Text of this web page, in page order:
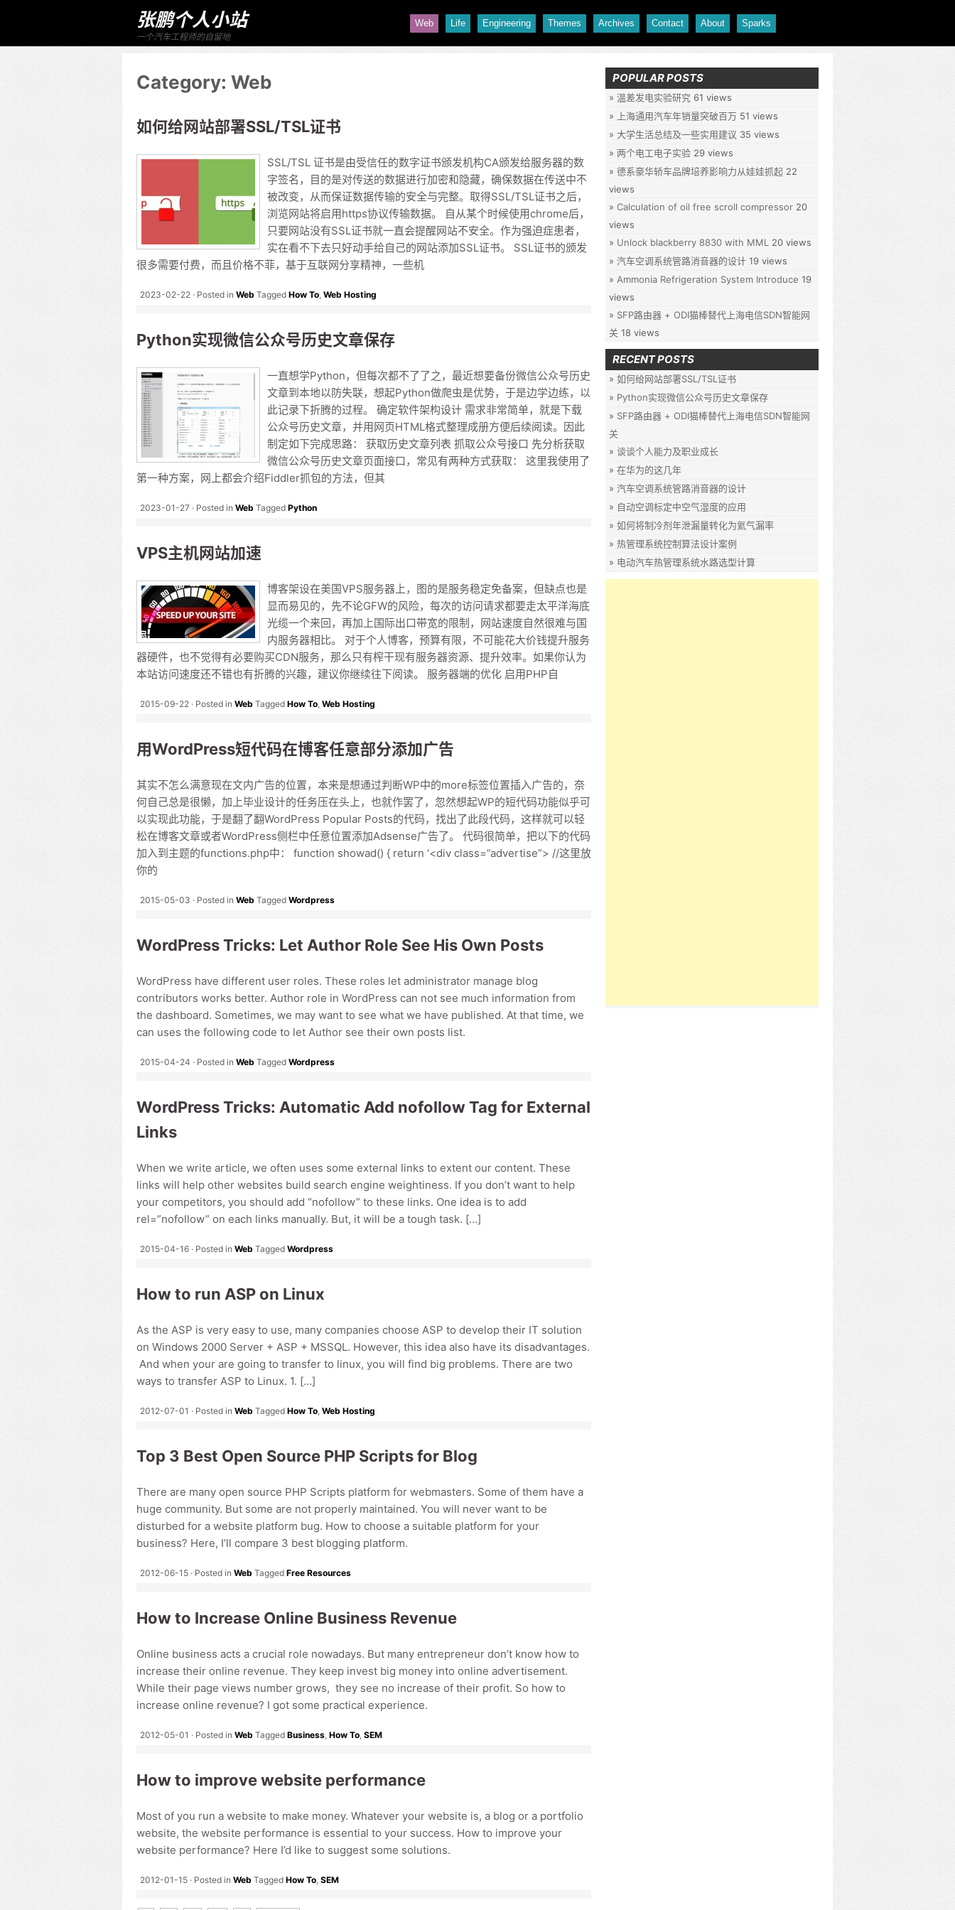
张鹏个人小站
一个汽车工程师的自留地
Web Life Engineering Themes Archives Contact About Sparks
Category: Web
如何给网站部署SSL/TSL证书
SSL/TSL 证书是由受信任的数字证书颁发机构CA颁发给服务器的数
字签名，目的是对传送的数据进行加密和隐藏，确保数据在传送中不
被改变，从而保证数据传输的安全与完整。取得SSL/TSL证书之后，
浏览网站将启用https协议传输数据。 自从某个时候使用chrome后，
只要网站没有SSL证书就一直会提醒网站不安全。作为强迫症患者，
实在看不下去只好动手给自己的网站添加SSL证书。 SSL证书的颁发
很多需要付费，而且价格不菲，基于互联网分享精神，一些机
2023-02-22 Posted in Web Tagged How To, Web Hosting
Python实现微信公众号历史文章保存
一直想学Python，但每次都不了了之，最近想要备份微信公众号历史
文章到本地以防失联，想起Python做爬虫是优势，于是边学边练，以
此记录下折腾的过程。 确定软件架构设计 需求非常简单，就是下载
公众号历史文章，并用网页HTML格式整理成册方便后续阅读。因此
制定如下完成思路： 获取历史文章列表 抓取公众号接口 先分析获取
微信公众号历史文章页面接口，常见有两种方式获取： 这里我使用了
第一种方案，网上都会介绍Fiddler抓包的方法，但其
2023-01-27 Posted in Web Tagged Python
VPS主机网站加速
博客架设在美国VPS服务器上，图的是服务稳定免备案，但缺点也是
显而易见的，先不论GFW的风险，每次的访问请求都要走太平洋海底
光缆一个来回，再加上国际出口带宽的限制，网站速度自然很难与国
内服务器相比。 对于个人博客，预算有限，不可能花大价钱提升服务
器硬件，也不觉得有必要购买CDN服务，那么只有榨干现有服务器资源、提升效率。如果你认为
本站访问速度还不错也有折腾的兴趣，建议你继续往下阅读。 服务器端的优化 启用PHP自
2015-09-22 Posted in Web Tagged How To, Web Hosting
用WordPress短代码在博客任意部分添加广告
其实不怎么满意现在文内广告的位置，本来是想通过判断WP中的more标签位置插入广告的，奈
何自己总是很懒，加上毕业设计的任务压在头上，也就作罢了，忽然想起WP的短代码功能似乎可
以实现此功能，于是翻了翻WordPress Popular Posts的代码，找出了此段代码，这样就可以轻
松在博客文章或者WordPress侧栏中任意位置添加Adsense广告了。 代码很简单，把以下的代码
加入到主题的functions.php中： function showad() { return ‘<div class=”advertise”> //这里放
你的
2015-05-03 Posted in Web Tagged Wordpress
WordPress Tricks: Let Author Role See His Own Posts
WordPress have different user roles. These roles let administrator manage blog
contributors works better. Author role in WordPress can not see much information from
the dashboard. Sometimes, we may want to see what we have published. At that time, we
can uses the following code to let Author see their own posts list.
2015-04-24 Posted in Web Tagged Wordpress
WordPress Tricks: Automatic Add nofollow Tag for External
Links
When we write article, we often uses some external links to extent our content. These
links will help other websites build search engine weightiness. If you don’t want to help
your competitors, you should add “nofollow” to these links. One idea is to add
rel=”nofollow” on each links manually. But, it will be a tough task. […]
2015-04-16 Posted in Web Tagged Wordpress
How to run ASP on Linux
As the ASP is very easy to use, many companies choose ASP to develop their IT solution
on Windows 2000 Server + ASP + MSSQL. However, this idea also have its disadvantages.
And when your are going to transfer to linux, you will find big problems. There are two
ways to transfer ASP to Linux. 1. […]
2012-07-01 Posted in Web Tagged How To, Web Hosting
Top 3 Best Open Source PHP Scripts for Blog
There are many open source PHP Scripts platform for webmasters. Some of them have a
huge community. But some are not properly maintained. You will never want to be
disturbed for a website platform bug. How to choose a suitable platform for your
business? Here, I’ll compare 3 best blogging platform.
2012-06-15 Posted in Web Tagged Free Resources
How to Increase Online Business Revenue
Online business acts a crucial role nowadays. But many entrepreneur don’t know how to
increase their online revenue. They keep invest big money into online advertisement.
While their page views number grows, they see no increase of their profit. So how to
increase online revenue? I got some practical experience.
2012-05-01 Posted in Web Tagged Business, How To, SEM
How to improve website performance
Most of you run a website to make money. Whatever your website is, a blog or a portfolio
website, the website performance is essential to your success. How to improve your
website performance? Here I’d like to suggest some solutions.
2012-01-15 Posted in Web Tagged How To, SEM
POPULAR POSTS
温差发电实验研究 61 views
上海通用汽车年销量突破百万 51 views
大学生活总结及一些实用建议 35 views
两个电工电子实验 29 views
德系豪华轿车品牌培养影响力从娃娃抓起 22
views
Calculation of oil free scroll compressor 20
views
Unlock blackberry 8830 with MML 20 views
汽车空调系统管路消音器的设计 19 views
Ammonia Refrigeration System Introduce 19
views
SFP路由器 + ODI猫棒替代上海电信SDN智能网
关 18 views
RECENT POSTS
如何给网站部署SSL/TSL证书
Python实现微信公众号历史文章保存
SFP路由器 + ODI猫棒替代上海电信SDN智能网
关
谈谈个人能力及职业成长
在华为的这几年
汽车空调系统管路消音器的设计
自动空调标定中空气湿度的应用
如何将制冷剂年泄漏量转化为氦气漏率
热管理系统控制算法设计案例
电动汽车热管理系统水路选型计算